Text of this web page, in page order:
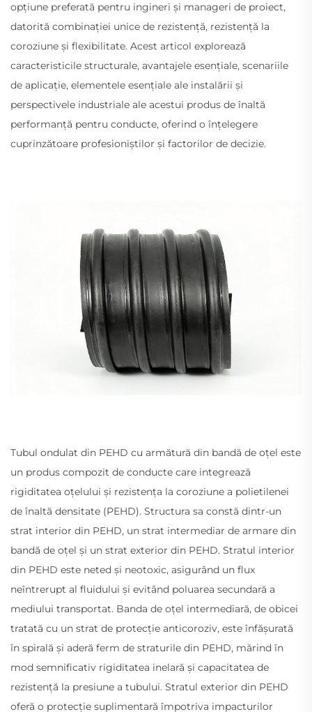
opțiune preferată pentru ingineri și manageri de proiect,
datorită combinației unice de rezistență, rezistență la
coroziune și flexibilitate. Acest articol explorează
caracteristicile structurale, avantajele esențiale, scenariile
de aplicație, elementele esențiale ale instalării și
perspectivele industriale ale acestui produs de înaltă
performanță pentru conducte, oferind o înțelegere
cuprinzătoare profesioniștilor și factorilor de decizie.
Tubul ondulat din PEHD cu armătură din bandă de oțel este
un produs compozit de conducte care integrează
rigiditatea oțelului și rezistența la coroziune a polietilenei
de înaltă densitate (PEHD). Structura sa constă dintr-un
strat interior din PEHD, un strat intermediar de armare din
bandă de oțel și un strat exterior din PEHD. Stratul interior
din PEHD este neted și neotoxic, asigurând un flux
neîntrerupt al fluidului și evitând poluarea secundară a
mediului transportat. Banda de oțel intermediară, de obicei
tratată cu un strat de protecție anticoroziv, este înfășurată
în spirală și aderă ferm de straturile din PEHD, mărind în
mod semnificativ rigiditatea inelară și capacitatea de
rezistență la presiune a tubului. Stratul exterior din PEHD
oferă o protecție suplimentară împotriva impacturilor